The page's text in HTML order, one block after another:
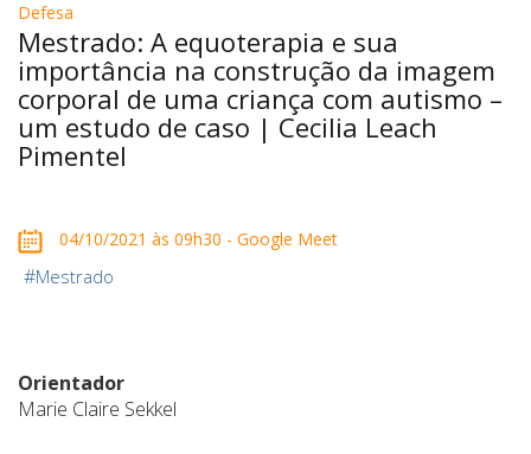
Defesa
Mestrado: A equoterapia e sua
importância na construção da imagem
corporal de uma criança com autismo –
um estudo de caso | Cecilia Leach
Pimentel
04/10/2021 às 09h30 - Google Meet
#Mestrado
Orientador
Marie Claire Sekkel